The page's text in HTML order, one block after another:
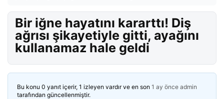
Bir iğne hayatını kararttı! Diş
ağrısı şikayetiyle gitti, ayağını
kullanamaz hale geldi
Bu konu 0 yanıt içerir, 1 izleyen vardır ve en son 1 ay önce admin
tarafından güncellenmiştir.